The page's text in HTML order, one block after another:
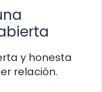
y honesta
relación.